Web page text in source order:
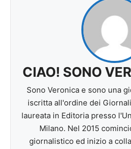
CIAO! SONO
Sono Veronica e sono una
iscritta all'ordine dei
laureata in Editoria presso
Milano. Nel 2015
giornalistico ed inizio a